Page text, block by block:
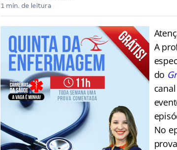
1 min. de leitura
A
do
No